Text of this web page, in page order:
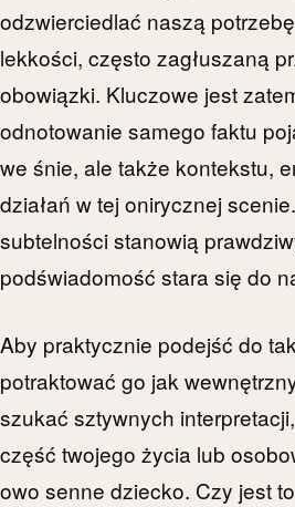
odzwierciedlać naszą
lekkości, często zagłuszaną
obowiązki. Kluczowe jest
odnotowanie samego faktu
we śnie, ale także kontekstu,
działań w tej onirycznej
subtelności stanowią
podświadomość stara się do
Aby praktycznie podejść do
potraktować go jak
szukać sztywnych
część twojego życia lub
owo senne dziecko. Czy jest